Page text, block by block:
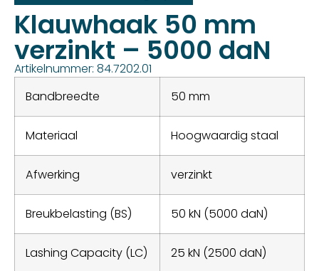
Klauwhaak 50 mm
verzinkt – 5000 daN
Artikelnummer: 84.7202.01
Bandbreedte
50 mm
Materiaal Hoogwaardig staal
Afwerking verzinkt
Breukbelasting (BS) 50 kN (5000 daN)
Lashing Capacity (LC) 25 kN (2500 daN)